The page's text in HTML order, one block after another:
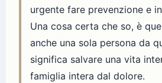
urgente fare prevenzione e
Una cosa certa che so, è
anche una sola persona da
significa salvare una vita
famiglia intera dal dolore.